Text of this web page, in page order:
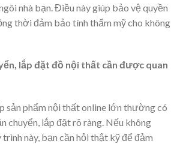
nhà bạn. Điều này giúp bảo vệ quyền
thời đảm bảo tính thẩm mỹ cho không
lắp đặt đồ nội thất cần được quan
sản phẩm nội thất online lớn thường có
chuyển, lắp đặt rõ ràng. Nếu không
này, bạn cần hỏi thật kỹ để đảm